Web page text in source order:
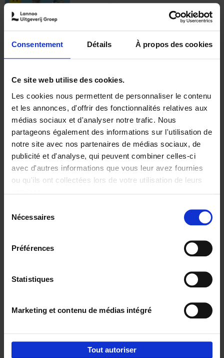
Consentement Détails À propos des cookies
Ce site web utilise des cookies.
Les cookies nous permettent de personnaliser le contenu
et les annonces, d'offrir des fonctionnalités relatives aux
médias sociaux et d'analyser notre trafic. Nous
partageons également des informations sur l'utilisation de
notre site avec nos partenaires de médias sociaux, de
publicité et d'analyse, qui peuvent combiner celles-ci
avec d'autres informations que vous leur avez fournies
ou qu'ils ont collectées lors de votre utilisation de leurs
Nécessaires
Préférences
Statistiques
Marketing et contenu de médias intégré
Tout autoriser
€37,50
Building Bonds = Building
Business
Jochen Roef Jozefien De Feyter
Carolien Boom
Couverture souple
2025 200
€29,99
Digital marketing like a PRO -
completely revised edition (EN)